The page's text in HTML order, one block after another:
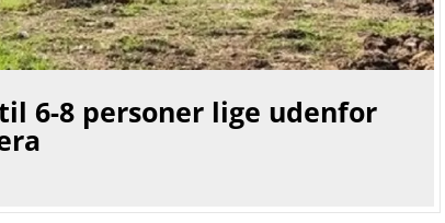
6-8 personer lige udenfor